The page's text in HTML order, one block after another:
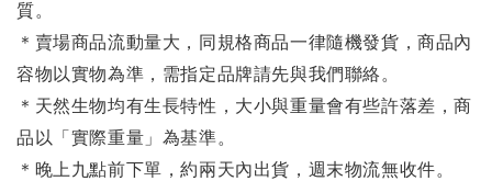
質。
＊賣場商品流動量大，同規格商品一律隨機發貨，商品內
容物以實物為準，需指定品牌請先與我們聯絡。
＊天然生物均有生長特性，大小與重量會有些許落差，商
品以「實際重量」為基準。
＊晚上九點前下單，約兩天內出貨，週末物流無收件。